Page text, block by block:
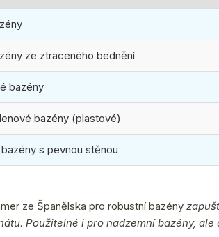
ze ztraceného bednění
bazény
bazény (plastové)
s pevnou stěnou
ze Španělska pro robustní bazény
Použitelné i pro nadzemní bazény,